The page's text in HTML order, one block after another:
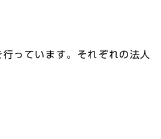
っています。それぞれの法人